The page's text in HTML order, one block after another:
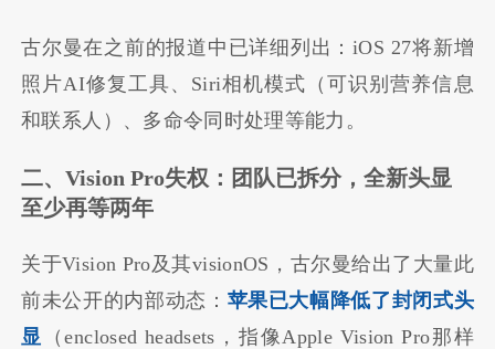
古尔曼在之前的报道中已详细列出：iOS 27将新增
照片AI修复工具、Siri相机模式（可识别营养信息
和联系人）、多命令同时处理等能力。
二、Vision Pro失权：团队已拆分，全新头显
至少再等两年
关于Vision Pro及其visionOS，古尔曼给出了大量此
前未公开的内部动态： 苹果已大幅降低了封闭式头
显 （enclosed headsets， 指像Apple Vision Pro那样